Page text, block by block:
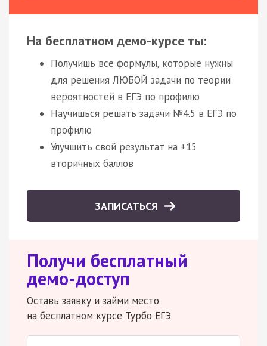
На бесплатном демо-курсе ты:
Получишь все формулы, которые нужны
для решения ЛЮБОЙ задачи по теории
вероятностей в ЕГЭ по профилю
Научишься решать задачи №4.5 в ЕГЭ по
профилю
Улучшить свой результат на +15
вторичных баллов
ЗАПИСАТЬСЯ
Получи бесплатный
демо-доступ
Оставь заявку и займи место
на бесплатном курсе Турбо ЕГЭ